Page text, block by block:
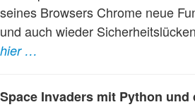
seines Browsers Chrome neue
und auch wieder
hier …
Space Invaders mit Python und